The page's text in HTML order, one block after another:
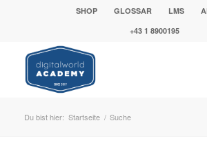
SHOP GLOSSAR LMS
+43 1 8900195
Du bist hier: Startseite / Suche